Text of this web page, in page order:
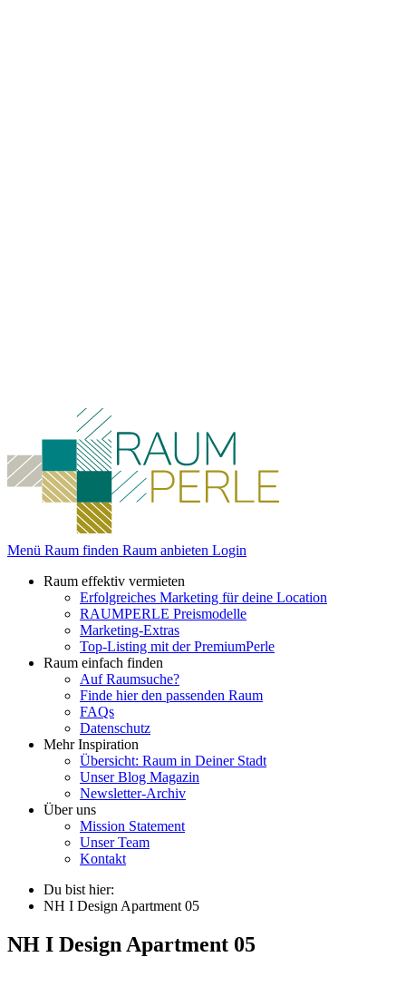
Menü Raum finden Raum anbieten Login
Raum effektiv vermieten
Erfolgreiches Marketing für deine Location
RAUMPERLE Preismodelle
Marketing-Extras
Top-Listing mit der PremiumPerle
Raum einfach finden
Auf Raumsuche?
Finde hier den passenden Raum
FAQs
Datenschutz
Mehr Inspiration
Übersicht: Raum in Deiner Stadt
Unser Blog Magazin
Newsletter-Archiv
Über uns
Mission Statement
Unser Team
Kontakt
Du bist hier:
NH I Design Apartment 05
NH I Design Apartment 05